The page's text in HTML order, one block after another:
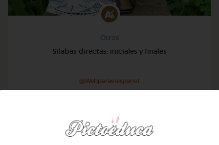
Otros
Sílabas directas: iniciales y finales
@Webparaelespanol